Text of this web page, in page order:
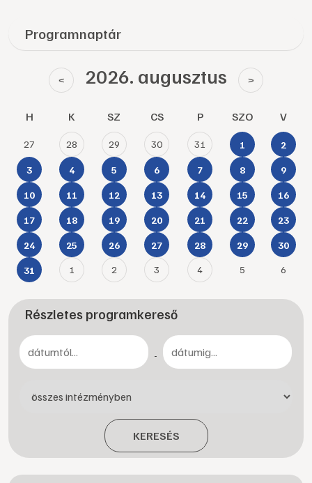
Programnaptár
< 2026. augusztus >
H K SZ CS P SZO V
27 28 29 30 31 1 2
3 4 5 6 7 8 9
10 11 12 13 14 15 16
17 18 19 20 21 22 23
24 25 26 27 28 29 30
31 1 2 3 4 5 6
Részletes programkereső
-
KERESÉS